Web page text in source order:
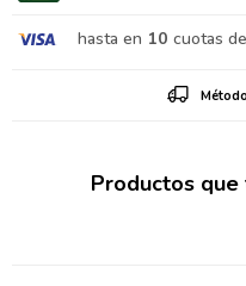
hasta en 10 cuotas de
Productos